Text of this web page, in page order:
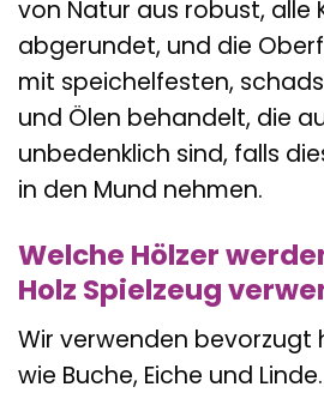
von Natur aus robust, alle
abgerundet, und die
mit speichelfesten,
und Ölen behandelt, die
unbedenklich sind, falls
in den Mund nehmen.
Welche Hölzer
Holz Spielzeug
Wir verwenden bevorzugt
wie Buche, Eiche und